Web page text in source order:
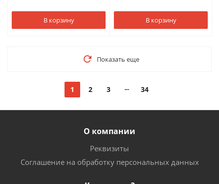
В корзину В корзину
Показать еще
1 2 3 34
О компании
Реквизиты
Соглашение на обработку персональных данных